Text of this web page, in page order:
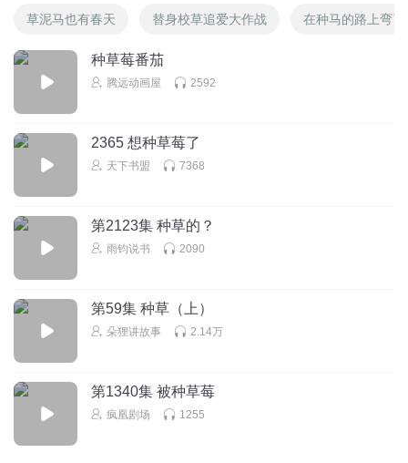
草泥马也有春天 替身校草追爱大作战 在种马的路上弯了
种草莓番茄
腾远动画屋 2592
2365 想种草莓了
天下书盟 7368
第2123集 种草的？
雨钧说书 2090
第59集 种草（上）
朵狸讲故事 2.14万
第1340集 被种草莓
疯凰剧场 1255